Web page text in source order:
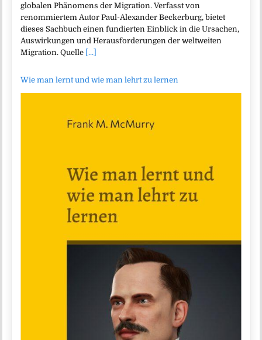
globalen Phänomens der Migration. Verfasst von
renommiertem Autor Paul-Alexander Beckerburg, bietet
dieses Sachbuch einen fundierten Einblick in die Ursachen,
Auswirkungen und Herausforderungen der weltweiten
Migration. Quelle [...]
Wie man lernt und wie man lehrt zu lernen